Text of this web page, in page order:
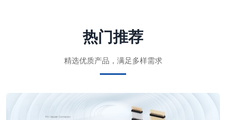
热门推荐
精选优质产品，满足多样需求